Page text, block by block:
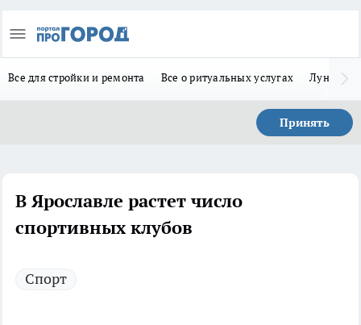
Все для стройки и ремонта Все о ритуальных услугах Лунно-
Принять
В Ярославле растет число
спортивных клубов
Спорт